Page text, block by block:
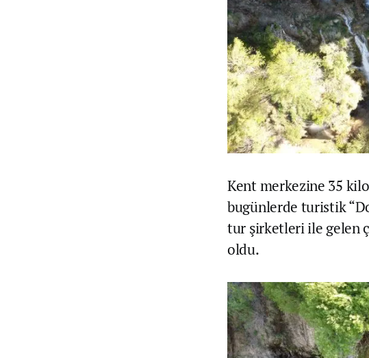
Kent merkezine 35
bugünlerde turistik
tur şirketleri ile gelen
oldu.